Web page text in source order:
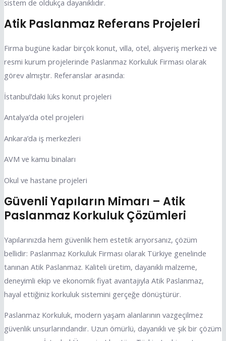
sistem de oldukça dayanıklıdır.
Atik Paslanmaz Referans Projeleri
Firma bugüne kadar birçok konut, villa, otel, alışveriş merkezi ve
resmi kurum projelerinde Paslanmaz Korkuluk Firması olarak
görev almıştır. Referanslar arasında:
İstanbul’daki lüks konut projeleri
Antalya’da otel projeleri
Ankara’da iş merkezleri
AVM ve kamu binaları
Okul ve hastane projeleri
Güvenli Yapıların Mimarı – Atik
Paslanmaz Korkuluk Çözümleri
Yapılarınızda hem güvenlik hem estetik arıyorsanız, çözüm
bellidir: Paslanmaz Korkuluk Firması olarak Türkiye genelinde
tanınan Atik Paslanmaz. Kaliteli üretim, dayanıklı malzeme,
deneyimli ekip ve ekonomik fiyat avantajıyla Atik Paslanmaz,
hayal ettiğiniz korkuluk sistemini gerçeğe dönüştürür.
Paslanmaz Korkuluk, modern yaşam alanlarının vazgeçilmez
güvenlik unsurlarındandır. Uzun ömürlü, dayanıklı ve şık bir çözüm